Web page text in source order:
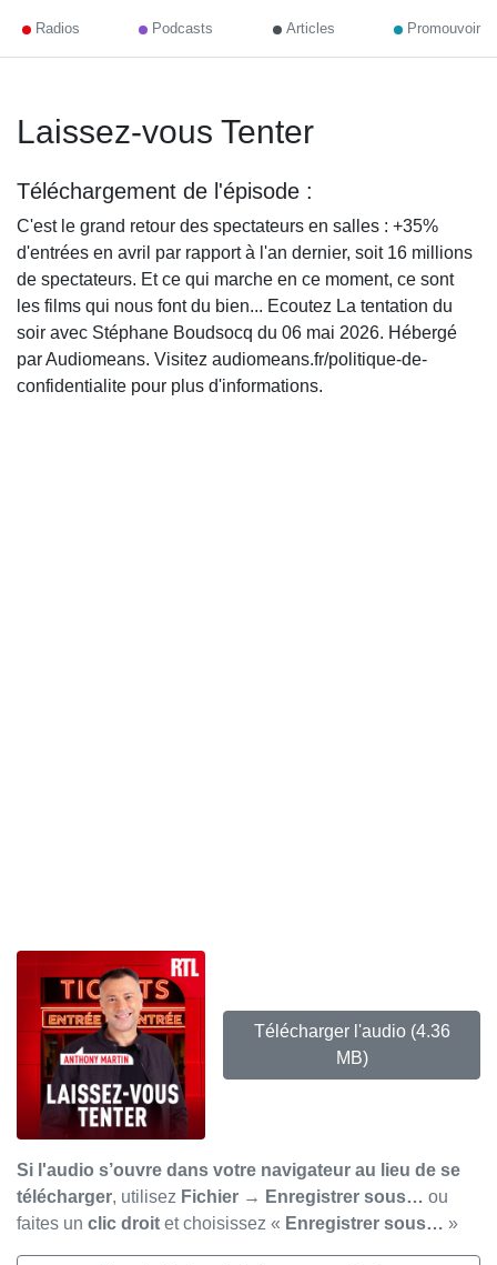
Radios Podcasts Articles Promouvoir
Laissez-vous Tenter
Téléchargement de l'épisode :
C'est le grand retour des spectateurs en salles : +35%
d'entrées en avril par rapport à l'an dernier, soit 16 millions
de spectateurs. Et ce qui marche en ce moment, ce sont
les films qui nous font du bien... Ecoutez La tentation du
soir avec Stéphane Boudsocq du 06 mai 2026. Hébergé
par Audiomeans. Visitez audiomeans.fr/politique-de-
confidentialite pour plus d'informations.
Télécharger l'audio (4.36
MB)
Si l'audio s’ouvre dans votre navigateur au lieu de se
télécharger, utilisez Fichier → Enregistrer sous… ou
faites un clic droit et choisissez « Enregistrer sous… »